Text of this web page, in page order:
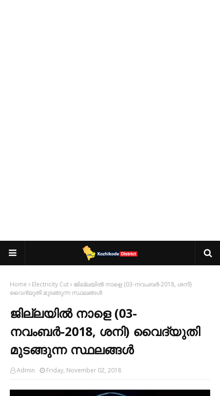
Home Electricity Cut
ജില്ലയിൽ നാളെ (03-നവംബർ-2018, ശനി)
വൈദ്യുതി മുടങ്ങുന്ന സ്ഥലങ്ങൾ
ജില്ലയിൽ നാളെ (03-
നവംബർ-2018, ശനി) വൈദ്യുതി
മുടങ്ങുന്ന സ്ഥലങ്ങൾ
Admin Friday, November 02, 2018